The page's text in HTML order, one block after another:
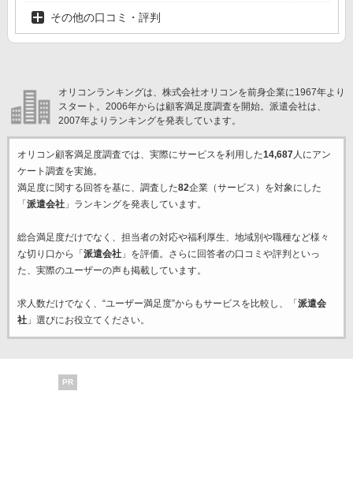
その他の口コミ・評判
オリコンランキングは、株式会社オリコンを前身企業に1967年より
スタート。2006年からは顧客満足度調査を開始。派遣会社は、
2007年よりランキングを発表しています。
オリコン顧客満足度調査では、実際にサービスを利用した14,687人にアン
ケート調査を実施。
満足度に関する回答を基に、調査した82企業（サービス）を対象にした
「派遣会社」ランキングを発表しています。
総合満足度だけでなく、担当者の対応や福利厚生、地域別や職種など様々
な切り口から「派遣会社」を評価。さらに回答者の口コミや評判といっ
た、実際のユーザーの声も掲載しています。
求人数だけでなく、“ユーザー満足度”からもサービスを比較し、「派遣会
社」選びにお役立てください。
PR